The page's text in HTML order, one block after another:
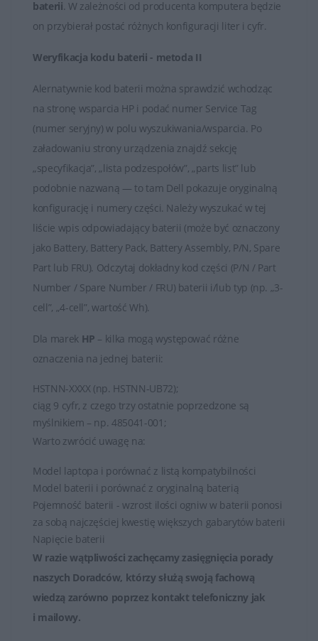
mobilność i niezależność od stałego źródła zasilania dla
przenośnych urządzeń marki HP. Ważne jest
odpowiednie użytkowanie i pielęgnacja baterii, aby
baterii. W zależności od producenta komputera będzie
on przybierał postać różnych konfiguracji liter i cyfr.
Weryfikacja kodu baterii - metoda II
Alernatywnie kod baterii można sprawdzić wchodząc
na stronę wsparcia HP i podać numer Service Tag
(numer seryjny) w polu wyszukiwania/wsparcia. Po
załadowaniu strony urządzenia znajdź sekcję
„specyfikacja”, „lista podzespołów”, „parts list” lub
podobnie nazwaną — to tam Dell pokazuje oryginalną
konfigurację i numery części. Należy wyszukać w tej
liście wpis odpowiadający baterii (może być oznaczony
jako Battery, Battery Pack, Battery Assembly, P/N, Spare
Part lub FRU). Odczytaj dokładny kod części (P/N / Part
Number / Spare Number / FRU) baterii i/lub typ (np. „3-
cell”, „4-cell”, wartość Wh).
Dla marek HP – kilka mogą występować różne
oznaczenia na jednej baterii:
HSTNN-XXXX (np. HSTNN-UB72);
ciąg 9 cyfr, z czego trzy ostatnie poprzedzone są
myślnikiem – np. 485041-001;
Warto zwrócić uwagę na:
Model laptopa i porównać z listą kompatybilności
Model baterii i porównać z oryginalną baterią
Pojemność baterii - wzrost ilości ogniw w baterii ponosi
za sobą najczęściej kwestię większych gabarytów baterii
Napięcie baterii
W razie wątpliwości zachęcamy zasięgnięcia porady
naszych Doradców, którzy służą swoją fachową
wiedzą zarówno poprzez kontakt telefoniczny jak
i mailowy.